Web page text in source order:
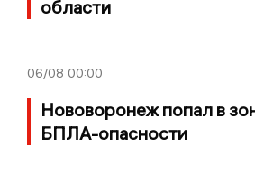
области
06/08 00:00
Нововоронеж попал в
БПЛА-опасности